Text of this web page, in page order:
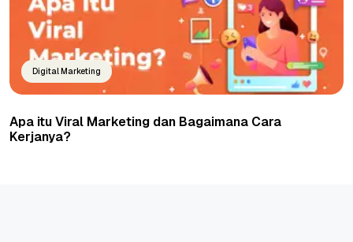
Digital Marketing
Apa itu Viral Marketing dan Bagaimana Cara
Kerjanya?